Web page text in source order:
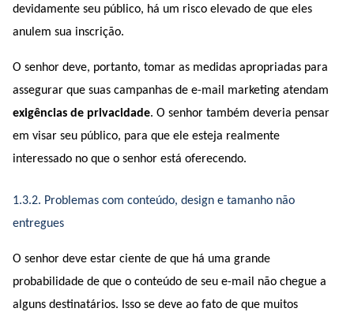
devidamente seu público, há um risco elevado de que eles
anulem sua inscrição.
O senhor deve, portanto, tomar as medidas apropriadas para
exigências de privacidade. O senhor também deveria pensar
em visar seu público, para que ele esteja realmente
interessado no que o senhor está oferecendo.
1.3.2. Problemas com conteúdo, design e tamanho não
entregues
O senhor deve estar ciente de que há uma grande
probabilidade de que o conteúdo de seu e-mail não chegue a
alguns destinatários. Isso se deve ao fato de que muitos